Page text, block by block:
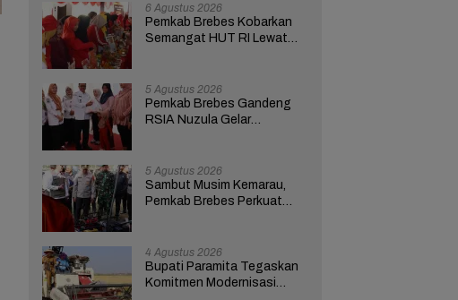
6 Agustus 2026
Pemkab Brebes Kobarkan
Semangat HUT RI Lewat
5 Agustus 2026
Pemkab Brebes Gandeng
RSIA Nuzula Gelar
5 Agustus 2026
Sambut Musim Kemarau,
Pemkab Brebes Perkuat
4 Agustus 2026
Bupati Paramita Tegaskan
Komitmen Modernisasi